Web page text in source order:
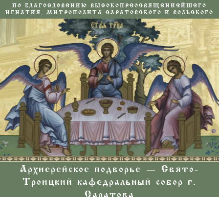
ПО БЛАГОСЛОВЕНИЮ ВЫСОКОПРЕОСВЯЩЕННЕЙШЕГО
ИГНАТИЯ, МИТРОПОЛИТА САРАТОВСКОГО И ВОЛЬСКОГО
Архиерейское подворье — Свято-
Троицкий кафедральный собор г.
Саратова